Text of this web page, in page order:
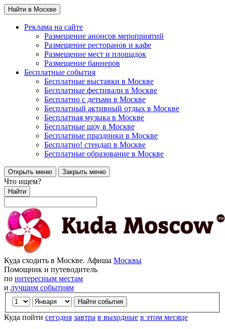
Найти в Москве
Реклама на сайте
Размещение анонсов мероприятий
Размещение ресторанов и кафе
Размещение мест и площадок
Размещение баннеров
Бесплатные события
Бесплатные выставки в Москве
Бесплатные фестивали в Москве
Бесплатно с детьми в Москве
Бесплатный активный отдых в Москве
Бесплатная музыка в Москве
Бесплатные шоу в Москве
Бесплатные праздники в Москве
Бесплатно! стендап в Москве
Бесплатные образование в Москве
Открыть меню Закрыть меню
Что ищем?
Найти
Куда сходить в Москве. Афиша Москвы
Помощник и путеводитель
по интересным местам
и лучшим событиям
Куда пойти сегодня завтра в выходные в этом месяце